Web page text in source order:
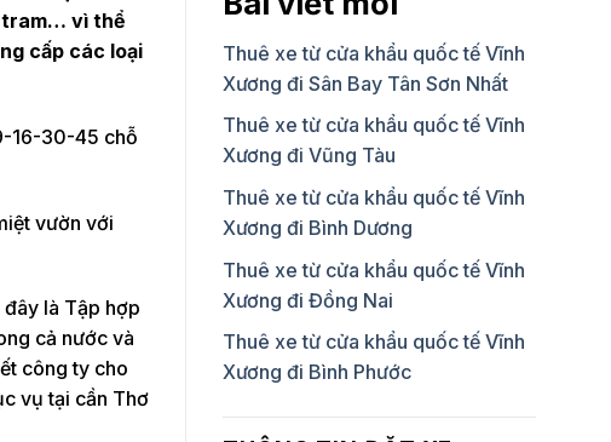
tram… vì thể
cấp các loại
16-30-45 chỗ
vườn với
là Tập hợp
cả nước và
công ty cho
vụ tại cần Thơ
Thuê xe từ cửa khẩu quốc tế Vĩnh
Xương đi Sân Bay Tân Sơn Nhất
Thuê xe từ cửa khẩu quốc tế Vĩnh
Xương đi Vũng Tàu
Thuê xe từ cửa khẩu quốc tế Vĩnh
Xương đi Bình Dương
Thuê xe từ cửa khẩu quốc tế Vĩnh
Xương đi Đồng Nai
Thuê xe từ cửa khẩu quốc tế Vĩnh
Xương đi Bình Phước